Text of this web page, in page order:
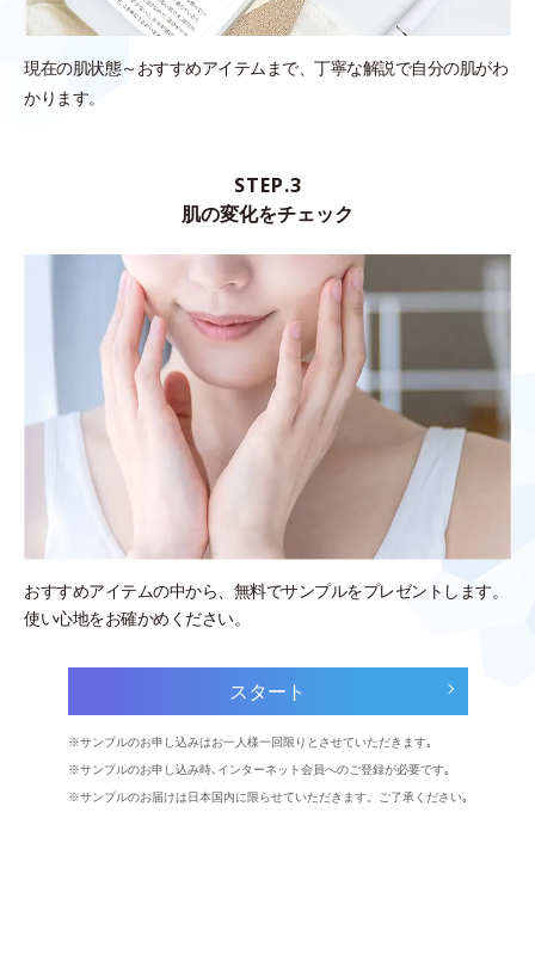
現在の肌状態～おすすめアイテムまで、丁寧な解説で自分の肌がわ
かります。
STEP.3
肌の変化をチェック
おすすめアイテムの中から、無料でサンプルをプレゼントします。
使い心地をお確かめください。
スタート
サンプルのお申し込みはお一人様一回限りとさせていただきます｡
サンプルのお申し込み時､インターネット会員へのご登録が必要です｡
サンプルのお届けは日本国内に限らせていただきます。ご了承ください｡